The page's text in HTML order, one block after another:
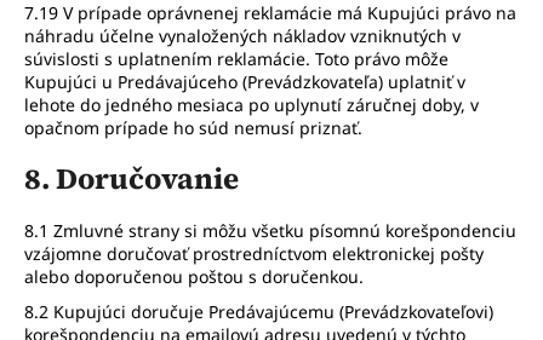
7.19 V prípade oprávnenej reklamácie má Kupujúci právo na
náhradu účelne vynaložených nákladov vzniknutých v
súvislosti s uplatnením reklamácie. Toto právo môže
Kupujúci u Predávajúceho (Prevádzkovateľa) uplatniť v
lehote do jedného mesiaca po uplynutí záručnej doby, v
opačnom prípade ho súd nemusí priznať.
8. Doručovanie
8.1 Zmluvné strany si môžu všetku písomnú korešpondenciu
vzájomne doručovať prostredníctvom elektronickej pošty
alebo doporučenou poštou s doručenkou.
8.2 Kupujúci doručuje Predávajúcemu (Prevádzkovateľovi)
korešpondenciu na emailovú adresu uvedenú v týchto